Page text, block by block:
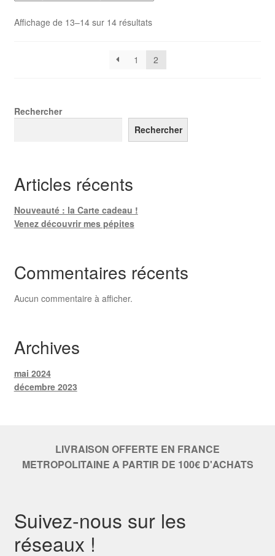
Affichage de 13–14 sur 14 résultatsTrié
plus
récent
1 2
Rechercher
Rechercher
Articles récents
Nouveauté : la Carte cadeau !
Venez découvrir mes pépites
Commentaires récents
Aucun commentaire à afficher.
Archives
mai 2024
décembre 2023
LIVRAISON OFFERTE EN FRANCE
METROPOLITAINE A PARTIR DE 100€ D'ACHATS
Suivez-nous sur les
réseaux !